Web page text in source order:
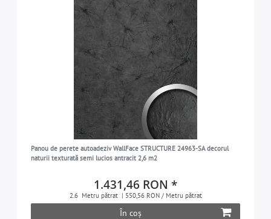
Panou de perete autoadeziv WallFace STRUCTURE 24963-SA decorul
naturii texturată semi lucios antracit 2,6 m2
1.431,46 RON *
2.6 Metru pătrat | 550,56 RON / Metru pătrat
În coș